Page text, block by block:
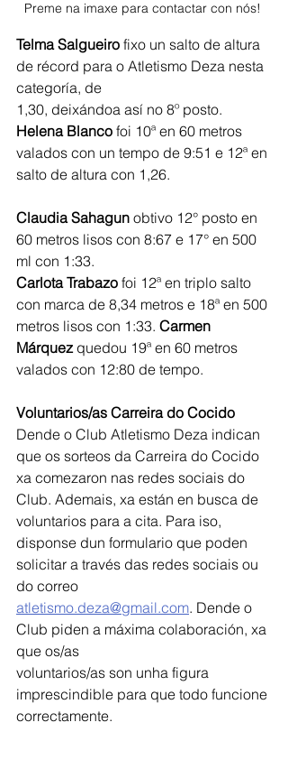
Preme na imaxe para contactar con nós!
Telma Salgueiro fixo un salto de altura
de récord para o Atletismo Deza nesta
categoría, de
1,30, deixándoa así no 8º posto.
Helena Blanco foi 10ª en 60 metros
valados con un tempo de 9:51 e 12ª en
salto de altura con 1,26.
Claudia Sahagun obtivo 12° posto en
60 metros lisos con 8:67 e 17° en 500
ml con 1:33.
Carlota Trabazo foi 12ª en triplo salto
con marca de 8,34 metros e 18ª en 500
metros lisos con 1:33. Carmen
Márquez quedou 19ª en 60 metros
valados con 12:80 de tempo.
Voluntarios/as Carreira do Cocido
Dende o Club Atletismo Deza indican
que os sorteos da Carreira do Cocido
xa comezaron nas redes sociais do
Club. Ademais, xa están en busca de
voluntarios para a cita. Para iso,
disponse dun formulario que poden
solicitar a través das redes sociais ou
do correo
atletismo.deza@gmail.com. Dende o
Club piden a máxima colaboración, xa
que os/as
voluntarios/as son unha figura
imprescindible para que todo funcione
correctamente.